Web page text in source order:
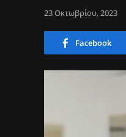
23 Οκτωβρίου, 2023
Facebook